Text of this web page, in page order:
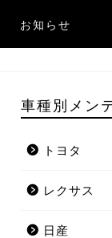
お知らせ
車種別メン
トヨタ
レクサス
日産